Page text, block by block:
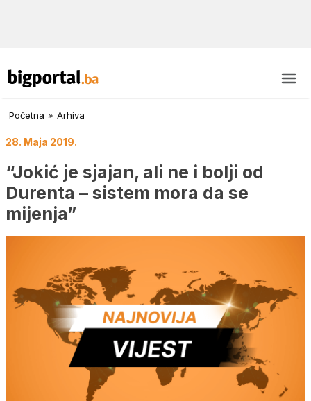
Početna » Arhiva
28. Maja 2019.
“Jokić je sjajan, ali ne i bolji od
Durenta – sistem mora da se
mijenja”